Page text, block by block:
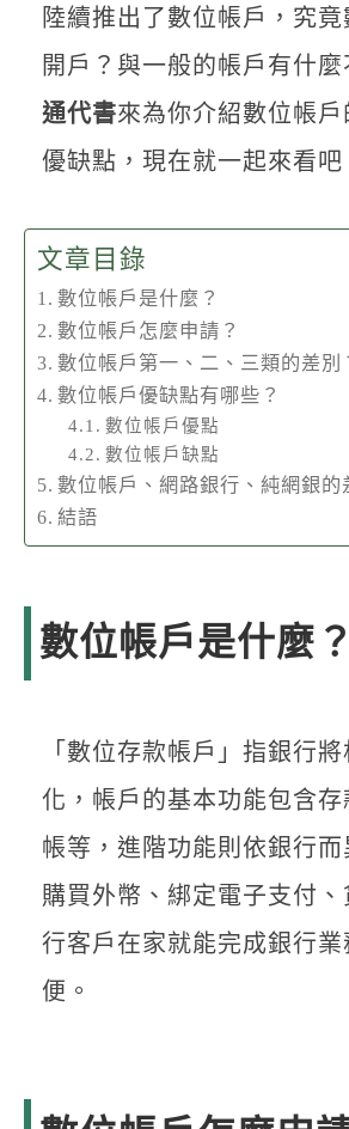
陸續推出了數位帳戶，究
開戶？與一般的帳戶有什
通代書來為你介紹數位帳
優缺點，現在就一起來看吧
文章目錄
數位帳戶是什麼？
數位帳戶怎麼申請？
數位帳戶第一、二、三類的差別
數位帳戶優缺點有哪些？
數位帳戶優點
數位帳戶缺點
數位帳戶、網路銀行、純網銀的
結語
數位帳戶是什麼？
「數位存款帳戶」指銀行
化，帳戶的基本功能包含
帳等，進階功能則依銀行
購買外幣、綁定電子支付
行客戶在家就能完成銀行業
便。